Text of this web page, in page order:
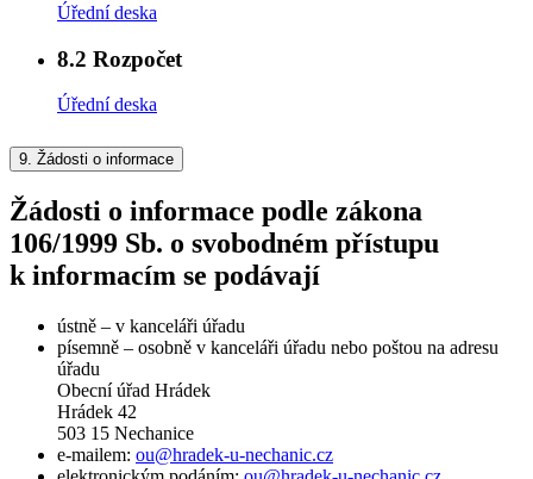
Úřední deska
8.2 Rozpočet
Úřední deska
9. Žádosti o informace
Žádosti o informace podle zákona
106/1999 Sb. o svobodném přístupu
k informacím se podávají
ústně – v kanceláři úřadu
písemně – osobně v kanceláři úřadu nebo poštou na adresu
úřadu
Obecní úřad Hrádek
Hrádek 42
503 15 Nechanice
e-mailem: ou@hradek-u-nechanic.cz